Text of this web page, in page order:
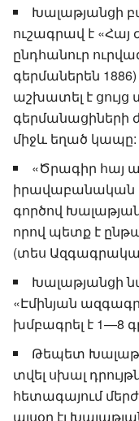
Խալաթյանցի
ուշագրավ է
ընդհանուր
գերմաներեն
աշխատել է ցույց
գերմանացիների
միջև եղած կապը:
«Ծրագիր հայ
իրավաբանական
գործով
որով պետք է
(տես
Խալաթյանցի
«Էմինյան
խմբագրել է 1—8
Թեպետ
տվել սխալ
հետագայում
այսօր էլ